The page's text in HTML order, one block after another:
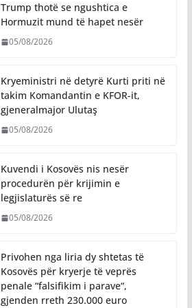
Trump thotë se ngushtica e
Hormuzit mund të hapet nesër
05/08/2026
Kryeministri në detyrë Kurti priti në
takim Komandantin e KFOR-it,
gjeneralmajor Ulutaş
05/08/2026
Kuvendi i Kosovës nis nesër
procedurën për krijimin e
legjislaturës së re
05/08/2026
Privohen nga liria dy shtetas të
Kosovës për kryerje të veprës
penale “falsifikim i parave“,
gjenden rreth 230.000 euro